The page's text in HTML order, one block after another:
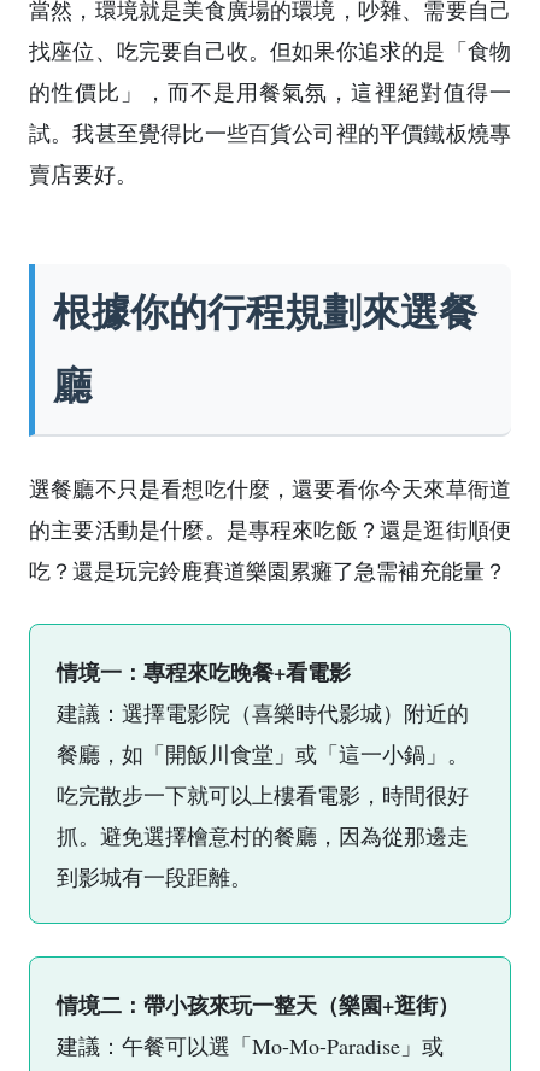
當然，環境就是美食廣場的環境，吵雜、需要自己
找座位、吃完要自己收。但如果你追求的是「食物
的性價比」，而不是用餐氣氛，這裡絕對值得一
試。我甚至覺得比一些百貨公司裡的平價鐵板燒專
賣店要好。
根據你的行程規劃來選餐
廳
選餐廳不只是看想吃什麼，還要看你今天來草衙道
的主要活動是什麼。是專程來吃飯？還是逛街順便
吃？還是玩完鈴鹿賽道樂園累癱了急需補充能量？
情境一：專程來吃晚餐+看電影
建議：選擇電影院（喜樂時代影城）附近的
餐廳，如「開飯川食堂」或「這一小鍋」。
吃完散步一下就可以上樓看電影，時間很好
抓。避免選擇檜意村的餐廳，因為從那邊走
到影城有一段距離。
情境二：帶小孩來玩一整天（樂園+逛街）
建議：午餐可以選「Mo-Mo-Paradise」或